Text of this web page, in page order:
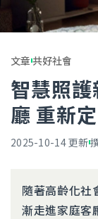
文章共好社會
智慧照
廳 重新
2025-10-14更新
隨著高齡化社
漸走進家庭客